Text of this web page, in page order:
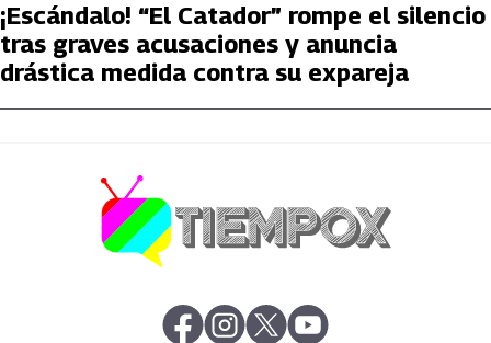
¡Escándalo! “El Catador” rompe el silencio
tras graves acusaciones y anuncia
drástica medida contra su expareja
abre en nueva pestaña
abre en nueva pestaña
abre en nueva pestaña